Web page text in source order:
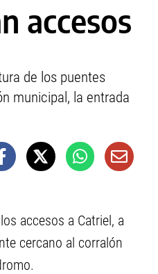
accesos
de los puentes
municipal, la entrada
accesos a Catriel, a
cercano al corralón